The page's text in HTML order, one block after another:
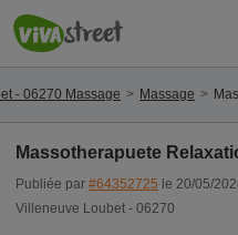
- 06270 Massage Massage
Massotherapuete
Publiée par #64352725 le 20/05/
Villeneuve Loubet - 06270